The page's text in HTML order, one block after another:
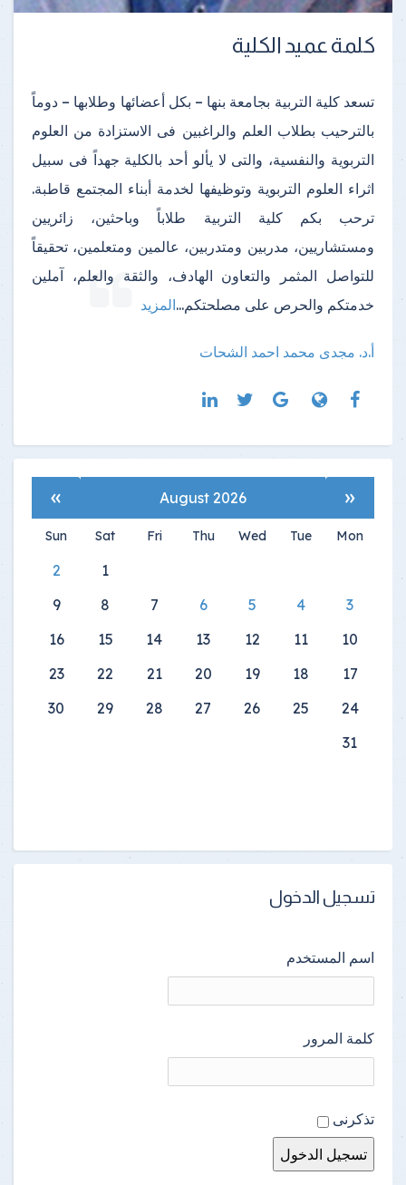
كلمة عميد الكلية
تسعد كلية التربية بجامعة بنها – بكل أعضائها وطلابها – دوماً
بالترحيب بطلاب العلم والراغبين فى الاستزادة من العلوم
التربوية والنفسية، والتى لا يألو أحد بالكلية جهداً فى سبيل
اثراء العلوم التربوية وتوظيفها لخدمة أبناء المجتمع قاطبة.
ترحب بكم كلية التربية طلاباً وباحثين، زائريين
ومستشاريين، مدربين ومتدربين، عالمين ومتعلمين، تحقيقاً
للتواصل المثمر والتعاون الهادف، والثقة والعلم، آملين
خدمتكم والحرص على مصلحتكم...المزيد
أ.د. مجدى محمد احمد الشحات
«
August 2026
»
Mon
Tue
Wed
Thu
Fri
Sat
Sun
1
2
3
4
5
6
7
8
9
10
11
12
13
14
15
16
17
18
19
20
21
22
23
24
25
26
27
28
29
30
31
تسجيل الدخول
اسم المستخدم
كلمة المرور
تذكرنى